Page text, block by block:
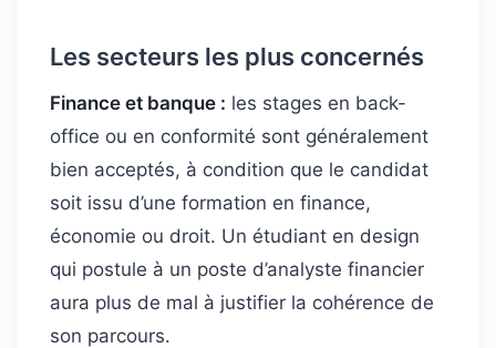
Les secteurs les plus concernés
Finance et banque : les stages en back-
office ou en conformité sont généralement
bien acceptés, à condition que le candidat
soit issu d’une formation en finance,
économie ou droit. Un étudiant en design
qui postule à un poste d’analyste financier
aura plus de mal à justifier la cohérence de
son parcours.